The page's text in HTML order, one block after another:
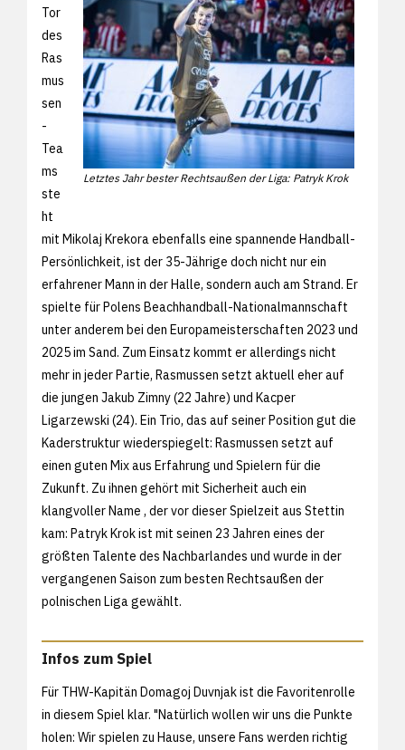
Letztes Jahr bester Rechtsaußen der Liga: Patryk Krok
Tor
des
Ras
mus
sen
-
Tea
ms
ste
ht
mit Mikolaj Krekora ebenfalls eine spannende Handball-
Persönlichkeit, ist der 35-Jährige doch nicht nur ein
erfahrener Mann in der Halle, sondern auch am Strand. Er
spielte für Polens Beachhandball-Nationalmannschaft
unter anderem bei den Europameisterschaften 2023 und
2025 im Sand. Zum Einsatz kommt er allerdings nicht
mehr in jeder Partie, Rasmussen setzt aktuell eher auf
die jungen Jakub Zimny (22 Jahre) und Kacper
Ligarzewski (24). Ein Trio, das auf seiner Position gut die
Kaderstruktur wiederspiegelt: Rasmussen setzt auf
einen guten Mix aus Erfahrung und Spielern für die
Zukunft. Zu ihnen gehört mit Sicherheit auch ein
klangvoller Name , der vor dieser Spielzeit aus Stettin
kam: Patryk Krok ist mit seinen 23 Jahren eines der
größten Talente des Nachbarlandes und wurde in der
vergangenen Saison zum besten Rechtsaußen der
polnischen Liga gewählt.
Infos zum Spiel
Für THW-Kapitän Domagoj Duvnjak ist die Favoritenrolle
in diesem Spiel klar. "Natürlich wollen wir uns die Punkte
holen: Wir spielen zu Hause, unsere Fans werden richtig